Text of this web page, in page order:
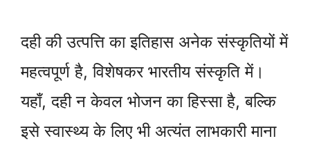
दही की उत्पत्ति का इतिहास अनेक संस्कृतियों में
महत्वपूर्ण है, विशेषकर भारतीय संस्कृति में।
यहाँ, दही न केवल भोजन का हिस्सा है, बल्कि
इसे स्वास्थ्य के लिए भी अत्यंत लाभकारी माना